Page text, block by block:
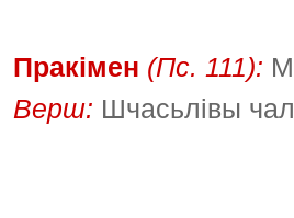
Пракімен (Пс. 111):
Верш: Шчасьлівы